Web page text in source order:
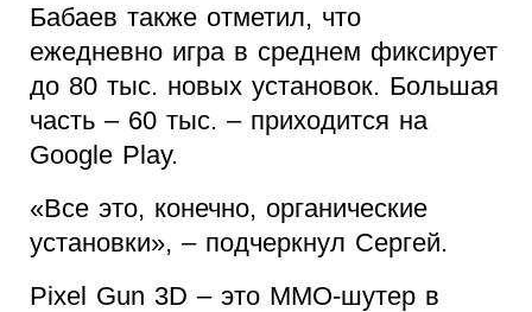
Бабаев также отметил, что
ежедневно игра в среднем фиксирует
до 80 тыс. новых установок. Большая
часть – 60 тыс. – приходится на
Google Play.
«Все это, конечно, органические
установки», – подчеркнул Сергей.
Pixel Gun 3D – это ММО-шутер в